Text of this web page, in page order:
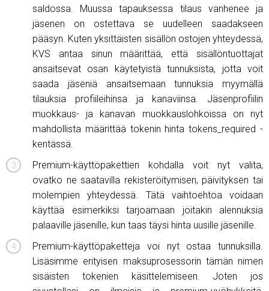
saldossa. Muussa tapauksessa tilaus vanhenee ja
jäsenen on ostettava se uudelleen saadakseen
pääsyn. Kuten yksittäisten sisällön ostojen yhteydessä,
KVS antaa sinun määrittää, että sisällöntuottajat
ansaitsevat osan käytetyistä tunnuksista, jotta voit
saada jäseniä ansaitsemaan tunnuksia myymällä
tilauksia profiileihinsa ja kanaviinsa. Jäsenprofiilin
muokkaus- ja kanavan muokkauslohkoissa on nyt
mahdollista määrittää tokenin hinta tokens_required -
kentässä.
Premium-käyttöpakettien kohdalla voit nyt valita,
ovatko ne saatavilla rekisteröitymisen, päivityksen tai
molempien yhteydessä. Tätä vaihtoehtoa voidaan
käyttää esimerkiksi tarjoamaan joitakin alennuksia
palaaville jäsenille, kun taas täysi hinta uusille jäsenille.
Premium-käyttöpaketteja voi nyt ostaa tunnuksilla.
Lisäsimme erityisen maksuprosessorin tämän nimen
sisäisten tokenien käsittelemiseen. Joten jos